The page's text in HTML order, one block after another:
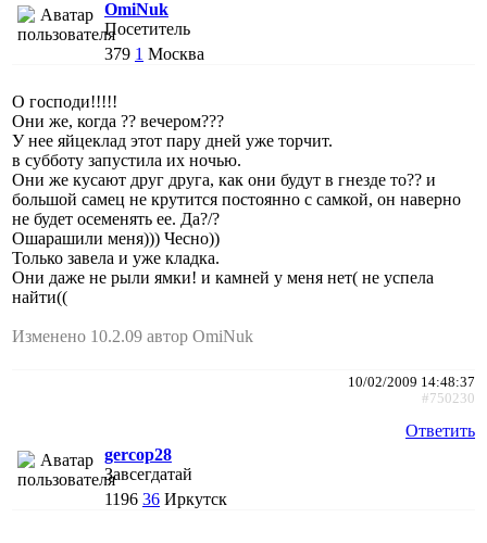
OmiNuk
Посетитель
379 1 Москва
О господи!!!!!
Они же, когда ?? вечером???
У нее яйцеклад этот пару дней уже торчит.
в субботу запустила их ночью.
Они же кусают друг друга, как они будут в гнезде то?? и
большой самец не крутится постоянно с самкой, он наверно
не будет осеменять ее. Да?/?
Ошарашили меня))) Чесно))
Только завела и уже кладка.
Они даже не рыли ямки! и камней у меня нет( не успела
найти((
Изменено 10.2.09 автор OmiNuk
10/02/2009 14:48:37
#750230
Ответить
gercop28
Завсегдатай
1196 36 Иркутск